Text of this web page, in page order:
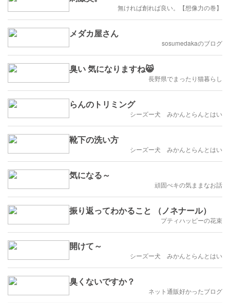
無ければ創れば良い。【想像力の巻】
メダカ屋さん
sosumedakaのブログ
臭い 気になりますね😸
長野県でまったり猫暮らし
らんのトリミング
シーズー犬 みかんとらんとはい
靴下の洗い方
シーズー犬 みかんとらんとはい
気になる～
頑固ぺキの気ままなお話
振り返ってわかること （ノネナール）
プティハッピーの花束
開けて～
シーズー犬 みかんとらんとはい
臭くないですか？
ネット通販好かったブログ